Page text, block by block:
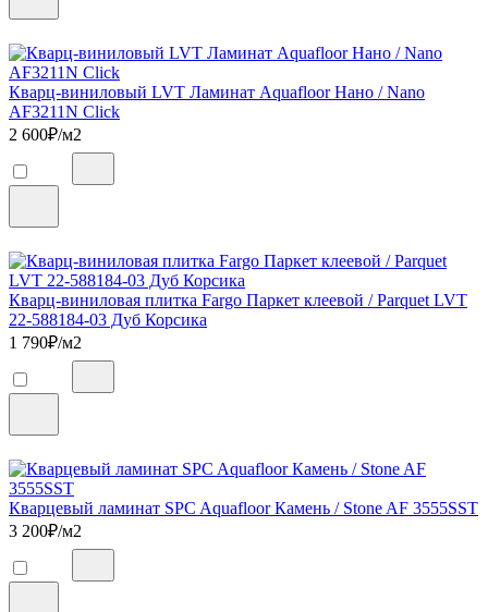
Кварц-виниловый LVT Ламинат Aquafloor Нано / Nano
AF3211N Click
2 600₽/м2
Кварц-виниловая плитка Fargo Паркет клеевой / Parquet LVT
22-588184-03 Дуб Корсика
1 790₽/м2
Кварцевый ламинат SPC Aquafloor Камень / Stone AF 3555SST
3 200₽/м2